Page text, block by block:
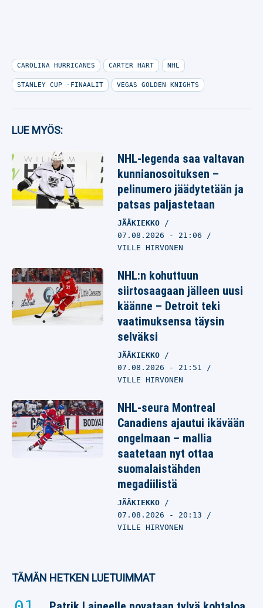
CAROLINA HURRICANES CARTER HART NHL
STANLEY CUP -FINAALIT VEGAS GOLDEN KNIGHTS
LUE MYÖS:
NHL-legenda saa valtavan
kunnianosoituksen –
pelinumero jäädytetään ja
patsas paljastetaan
JÄÄKIEKKO
07.08.2026 - 21:06
VILLE HIRVONEN
NHL:n kohuttuun
siirtosaagaan jälleen uusi
käänne – Detroit teki
vaatimuksensa täysin
selväksi
JÄÄKIEKKO
07.08.2026 - 21:51
VILLE HIRVONEN
NHL-seura Montreal
Canadiens ajautui ikävään
ongelmaan – mallia
saatetaan nyt ottaa
suomalaistähden
megadiilistä
JÄÄKIEKKO
07.08.2026 - 20:13
VILLE HIRVONEN
TÄMÄN HETKEN LUETUIMMAT